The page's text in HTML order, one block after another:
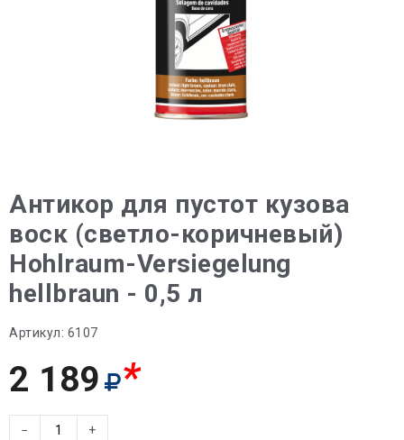
Антикор для пустот кузова
воск (светло-коричневый)
Hohlraum-Versiegelung
hellbraun - 0,5 л
Артикул: 6107
2 189 *
− +